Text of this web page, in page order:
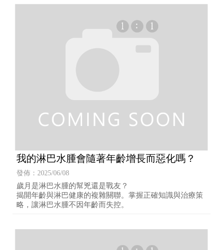
我的淋巴水腫會隨著年齡增長而惡化嗎？
發佈：2025/06/08
歲月是淋巴水腫的幫兇還是戰友？
揭開年齡與淋巴健康的複雜關聯。掌握正確知識與治療策
略，讓淋巴水腫不因年齡而失控。